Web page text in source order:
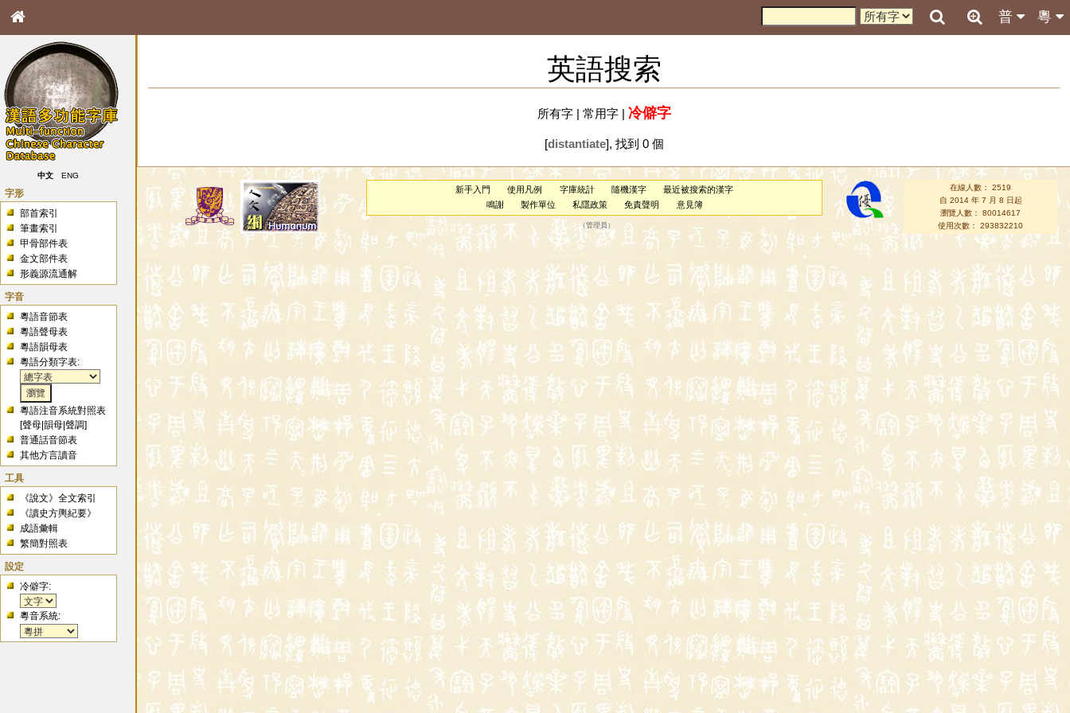
粵
普
中文 ENG
字形
部首索引
筆畫索引
甲骨部件表
金文部件表
形義源流通解
字音
粵語音節表
粵語聲母表
粵語韻母表
粵語分類字表:
粵語注音系統對照表
[聲母 |韻母 |聲調]
普通話音節表
其他方言讀音
工具
《說文》全文索引
《讀史方輿紀要》
成語彙輯
繁簡對照表
設定
冷僻字:
粵音系統:
英語搜索
所有字| 常用字| 冷僻字
[distantiate], 找到 0 個
新手入門 使用凡例 字庫統計 隨機漢字
最近被搜索的漢字
鳴謝
製作單位 私隱政策 免責聲明 意見簿
（管理員 ）
在線人數： 2519
自 2014 年 7 月 8 日起
瀏覽人數： 80014617
使用次數： 293832210